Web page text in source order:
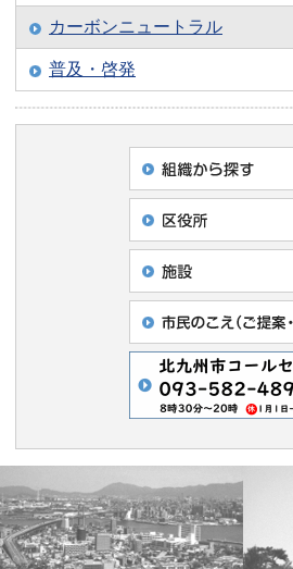
カーボンニュートラル
普及・啓発